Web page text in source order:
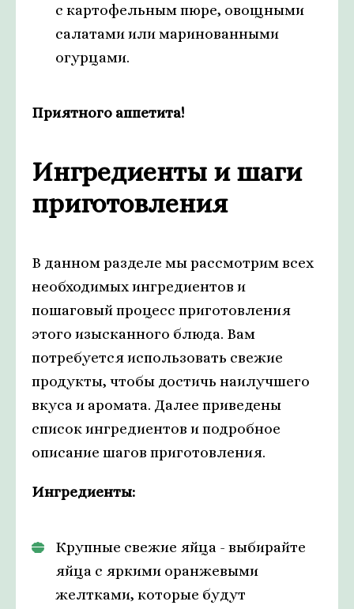
с картофельным пюре, овощными
салатами или маринованными
огурцами.
Приятного аппетита!
Ингредиенты и шаги
приготовления
В данном разделе мы рассмотрим всех
необходимых ингредиентов и
пошаговый процесс приготовления
этого изысканного блюда. Вам
потребуется использовать свежие
продукты, чтобы достичь наилучшего
вкуса и аромата. Далее приведены
список ингредиентов и подробное
описание шагов приготовления.
Ингредиенты:
Крупные свежие яйца - выбирайте
яйца с яркими оранжевыми
желтками, которые будут